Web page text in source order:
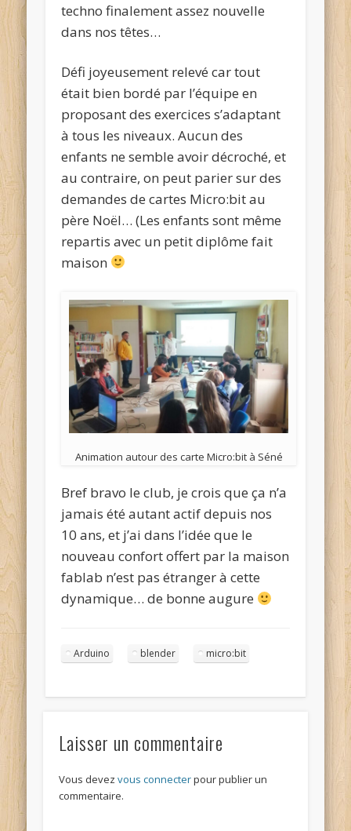
techno finalement assez nouvelle
dans nos têtes…
Défi joyeusement relevé car tout
était bien bordé par l’équipe en
proposant des exercices s’adaptant
à tous les niveaux. Aucun des
enfants ne semble avoir décroché, et
au contraire, on peut parier sur des
demandes de cartes Micro:bit au
père Noël… (Les enfants sont même
repartis avec un petit diplôme fait
maison
Animation autour des carte Micro:bit à Séné
Bref bravo le club, je crois que ça n’a
jamais été autant actif depuis nos
10 ans, et j’ai dans l’idée que le
nouveau confort offert par la maison
fablab n’est pas étranger à cette
dynamique… de bonne augure
Arduino blender micro:bit
Laisser un commentaire
Vous devez vous connecterpour publier un
commentaire.